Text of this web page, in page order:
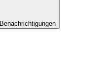
Benachrichtigungen